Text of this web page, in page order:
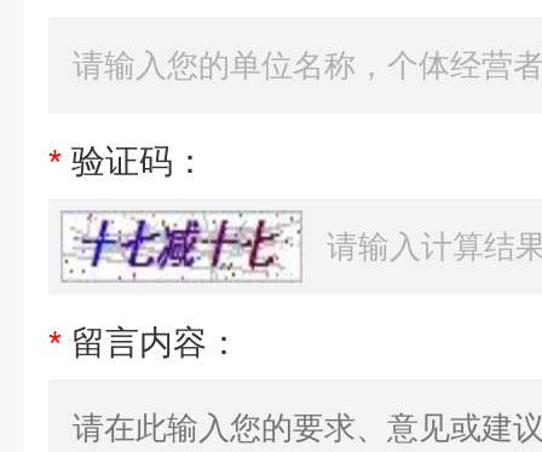
* 验证码：
* 留言内容：